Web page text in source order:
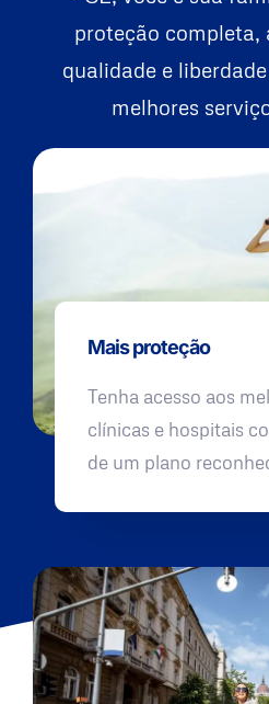
proteção completa,
qualidade e
melhores
Mais proteção
Tenha acesso aos
clínicas e hospitais
de um plano